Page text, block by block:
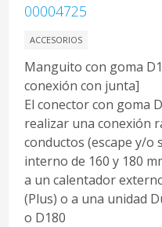
00004725
ACCESORIOS
Manguito con goma
conexión con junta]
El conector con goma
realizar una conexión
conductos (escape y/
interno de 160 y 180
a un calentador
(Plus) o a una unidad
o D180